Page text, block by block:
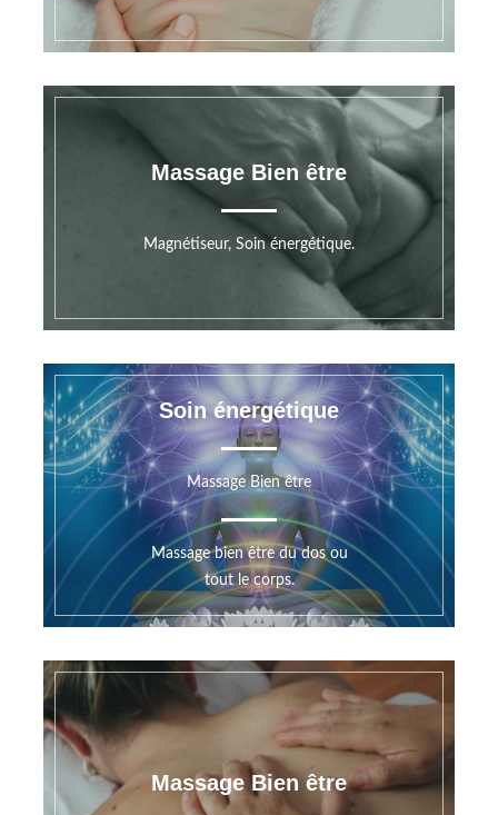
Massage Bien être
Magnétiseur, Soin énergétique.
Soin énergétique
Massage Bien être
Massage bien être du dos ou
tout le corps.
Massage Bien être